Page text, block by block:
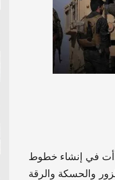
في إنشاء خطوط
والحسكة والرقة